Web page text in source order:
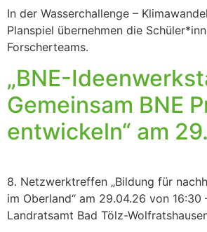
In der Wasserchallenge –
Planspiel übernehmen die
Forscherteams.
„BNE-
Gemeinsam BNE
entwickeln“ am
8. Netzwerktreffen „Bildung für
im Oberland“ am 29.04.26 von 16:30
Landratsamt Bad Tölz-